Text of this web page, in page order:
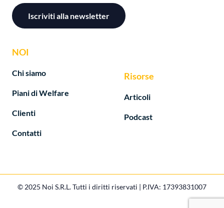
Iscriviti alla newsletter
NOI
Chi siamo
Piani di Welfare
Clienti
Contatti
Risorse
Articoli
Podcast
© 2025 Noi S.R.L. Tutti i diritti riservati | P.IVA: 17393831007